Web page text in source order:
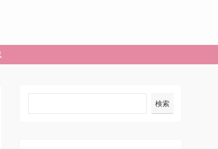
検索